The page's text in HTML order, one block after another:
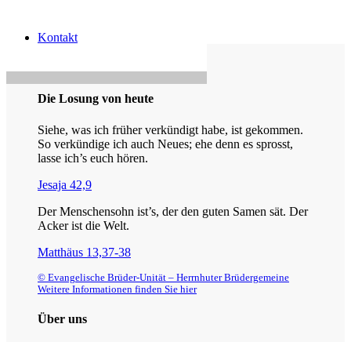
Kontakt
Die Losung von heute
Siehe, was ich früher verkündigt habe, ist gekommen.
So verkündige ich auch Neues; ehe denn es sprosst,
lasse ich’s euch hören.
Jesaja 42,9
Der Menschensohn ist’s, der den guten Samen sät. Der
Acker ist die Welt.
Matthäus 13,37-38
© Evangelische Brüder-Unität – Herrnhuter Brüdergemeine
Weitere Informationen finden Sie hier
Über uns